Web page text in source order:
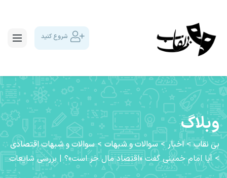
شروع کنید
وبلاگ
بی نقاب>اخبار>سوالات و شبهات >سوالات و شبهات اقتصادی
>آیا امام خمینی گفت «اقتصاد مال خر است»؟ | بررسی شایعات